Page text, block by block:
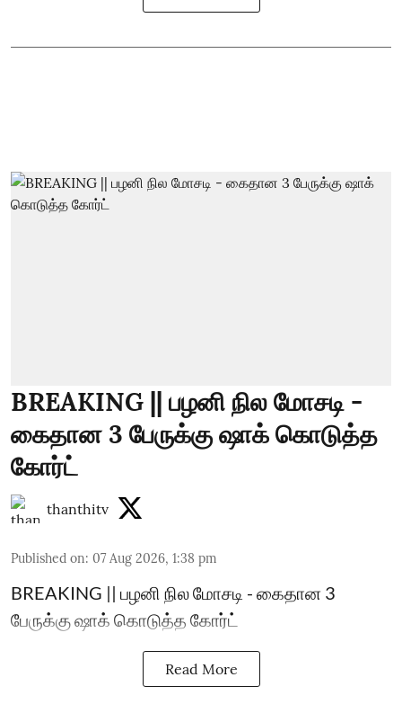
BREAKING || பழனி நில மோசடி -
கைதான 3 பேருக்கு ஷாக் கொடுத்த
கோர்ட்
thanthitv
Published on: 07 Aug 2026, 1:38 pm
BREAKING || பழனி நில மோசடி - கைதான 3
பேருக்கு ஷாக் கொடுத்த கோர்ட்
Read More